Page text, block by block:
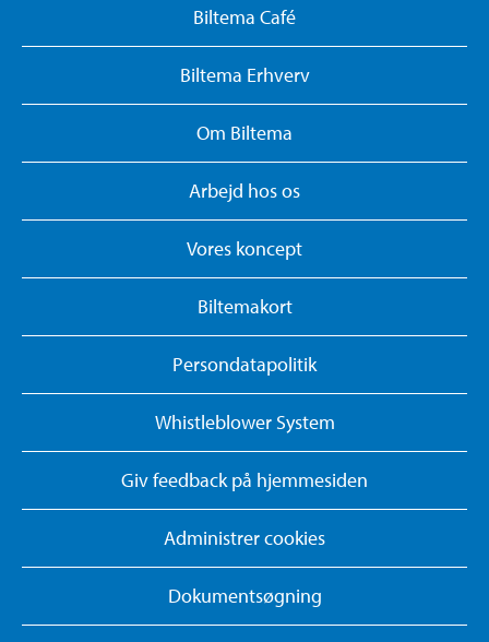
Biltema Café
Biltema Erhverv
Om Biltema
Arbejd hos os
Vores koncept
Biltemakort
Persondatapolitik
Whistleblower System
Giv feedback på hjemmesiden
Administrer cookies
Dokumentsøgning